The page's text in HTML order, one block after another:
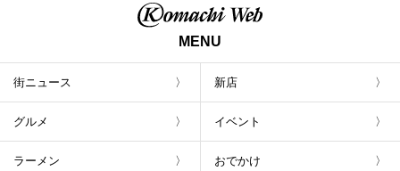
MENU
街ニュース 新店
グルメ イベント
ラーメン おでかけ